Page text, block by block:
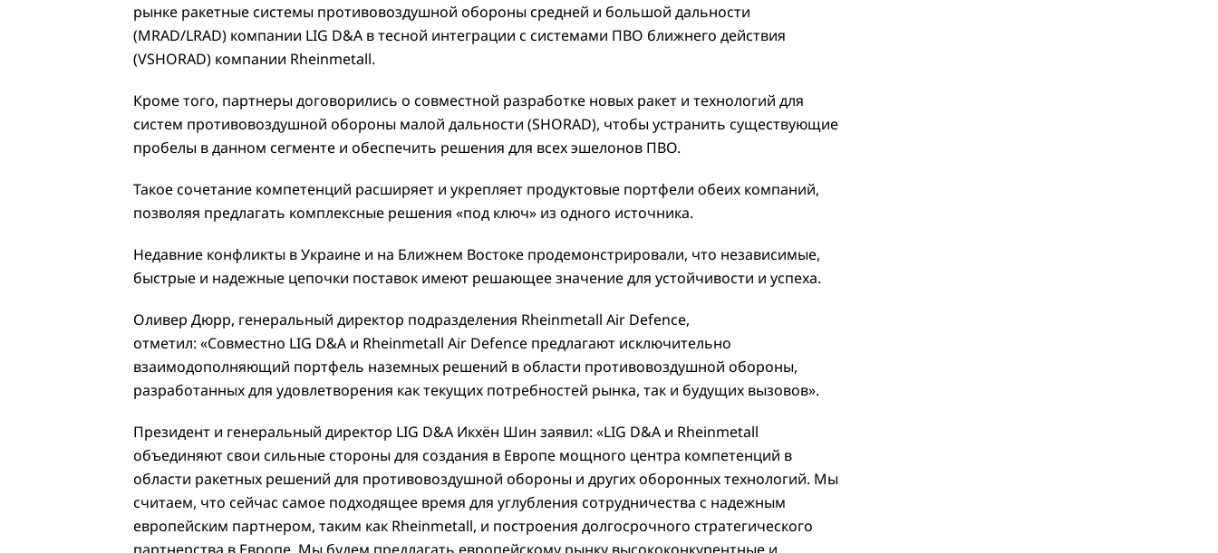
рынке ракетные системы противовоздушной обороны средней и большой дальности
(MRAD/LRAD) компании LIG D&A в тесной интеграции с системами ПВО ближнего действия
(VSHORAD) компании Rheinmetall.
Кроме того, партнеры договорились о совместной разработке новых ракет и технологий для
систем противовоздушной обороны малой дальности (SHORAD), чтобы устранить существующие
пробелы в данном сегменте и обеспечить решения для всех эшелонов ПВО.
Такое сочетание компетенций расширяет и укрепляет продуктовые портфели обеих компаний,
позволяя предлагать комплексные решения «под ключ» из одного источника.
Недавние конфликты в Украине и на Ближнем Востоке продемонстрировали, что независимые,
быстрые и надежные цепочки поставок имеют решающее значение для устойчивости и успеха.
Оливер Дюрр, генеральный директор подразделения Rheinmetall Air Defence,
отметил: «Совместно LIG D&A и Rheinmetall Air Defence предлагают исключительно
взаимодополняющий портфель наземных решений в области противовоздушной обороны,
разработанных для удовлетворения как текущих потребностей рынка, так и будущих вызовов».
Президент и генеральный директор LIG D&A Икхён Шин заявил: «LIG D&A и Rheinmetall
объединяют свои сильные стороны для создания в Европе мощного центра компетенций в
области ракетных решений для противовоздушной обороны и других оборонных технологий. Мы
считаем, что сейчас самое подходящее время для углубления сотрудничества с надежным
европейским партнером, таким как Rheinmetall, и построения долгосрочного стратегического